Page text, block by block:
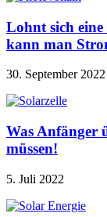
Lohnt sich
kann man
30. September 2022
Was Anfänger
müssen!
5. Juli 2022